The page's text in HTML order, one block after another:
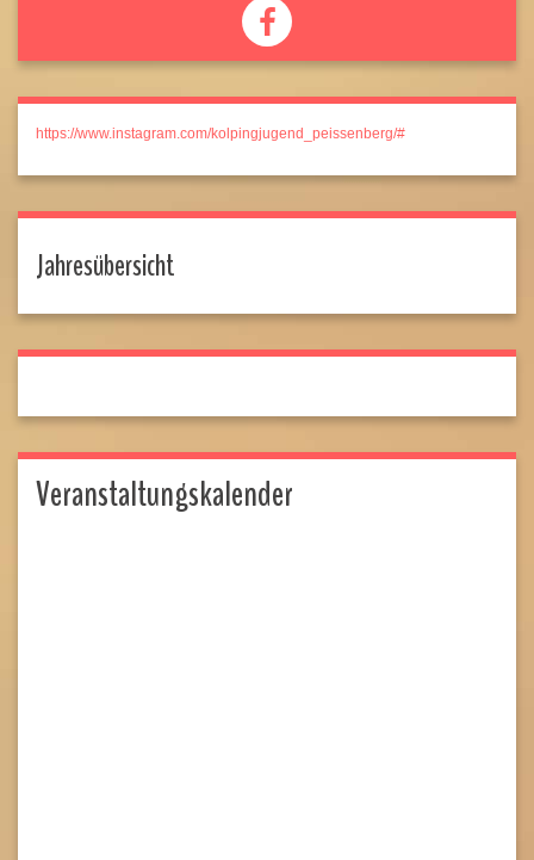
https://www.instagram.com/kolpingjugend_peissenberg/#
Jahresübersicht
Veranstaltungskalender